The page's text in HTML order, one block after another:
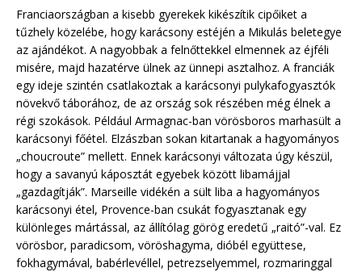
Franciaországban a kisebb gyerekek kikészítik cipőiket a
tűzhely közelébe, hogy karácsony estéjén a Mikulás beletegye
az ajándékot. A nagyobbak a felnőttekkel elmennek az éjféli
misére, majd hazatérve ülnek az ünnepi asztalhoz. A franciák
egy ideje szintén csatlakoztak a karácsonyi pulykafogyasztók
növekvő táborához, de az ország sok részében még élnek a
régi szokások. Például Armagnac-ban vörösboros marhasült a
karácsonyi főétel. Elzászban sokan kitartanak a hagyományos
„choucroute” mellett. Ennek karácsonyi változata úgy készül,
hogy a savanyú káposztát egyebek között libamájjal
„gazdagítják”. Marseille vidékén a sült liba a hagyományos
karácsonyi étel, Provence-ban csukát fogyasztanak egy
különleges mártással, az állítólag görög eredetű „raitó”-val. Ez
vörösbor, paradicsom, vöröshagyma, dióbél együttese,
fokhagymával, babérlevéllel, petrezselyemmel, rozmaringgal